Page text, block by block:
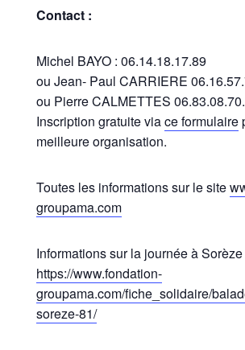
Contact :
Michel BAYO : 06.14.18.17.89
ou Jean- Paul CARRIERE
ou Pierre CALMETTES
Inscription gratuite viace formulaire
meilleure organisation.
Toutes les informations sur le site
groupama.com
Informations sur la journée à
https://www.fondation-
groupama.com/fiche_solidaire/
soreze-81/